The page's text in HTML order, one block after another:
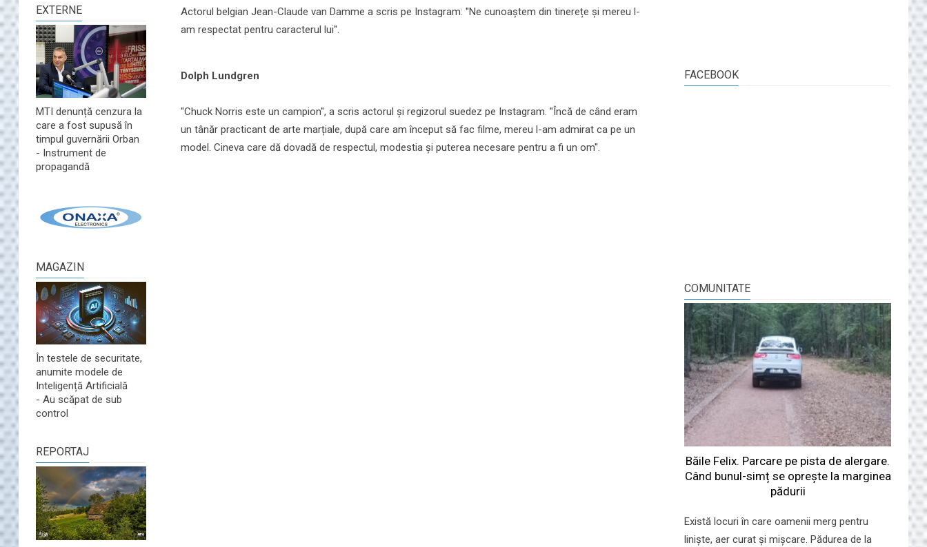
EXTERNE
MTI denunță cenzura la
care a fost supusă în
timpul guvernării Orban
- Instrument de
propagandă
MAGAZIN
În testele de securitate,
anumite modele de
Inteligență Artificială
- Au scăpat de sub
control
REPORTAJ
Actorul belgian Jean-Claude van Damme a scris pe Instagram: ''Ne cunoaștem din tinerețe și mereu l-
am respectat pentru caracterul lui''.
Dolph Lundgren
''Chuck Norris este un campion'', a scris actorul și regizorul suedez pe Instagram. ''Încă de când eram
un tânăr practicant de arte marțiale, după care am început să fac filme, mereu l-am admirat ca pe un
model. Cineva care dă dovadă de respectul, modestia și puterea necesare pentru a fi un om''.
FACEBOOK
COMUNITATE
Băile Felix. Parcare pe pista de alergare.
Când bunul-simț se oprește la marginea
pădurii
Există locuri în care oamenii merg pentru
liniște, aer curat și mișcare. Pădurea de la